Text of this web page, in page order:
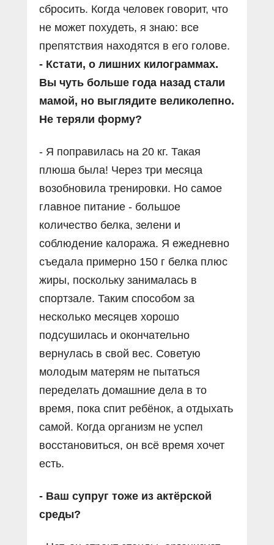
сбросить. Когда человек говорит, что
не может похудеть, я знаю: все
препятствия находятся в его голове.
- Кстати, о лишних килограммах.
Вы чуть больше года назад стали
мамой, но выглядите великолепно.
Не теряли форму?
- Я поправилась на 20 кг. Такая
плюша была! Через три месяца
возобновила тренировки. Но самое
главное питание - большое
количество белка, зелени и
соблюдение калоража. Я ежедневно
съедала примерно 150 г белка плюс
жиры, поскольку занималась в
спортзале. Таким способом за
несколько месяцев хорошо
подсушилась и окончательно
вернулась в свой вес. Советую
молодым матерям не пытаться
переделать домашние дела в то
время, пока спит ребёнок, а отдыхать
самой. Когда организм не успел
восстановиться, он всё время хочет
есть.
- Ваш супруг тоже из актёрской
среды?